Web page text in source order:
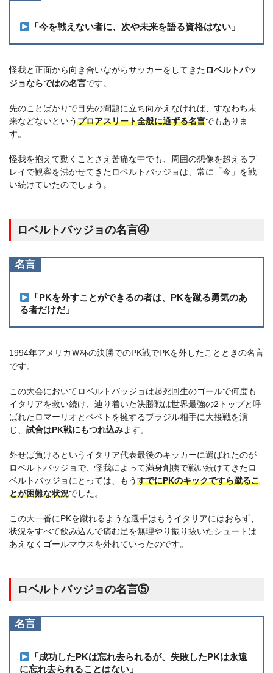
「今を戦えない者に、次や未来を語る資格はない」
怪我と正面から向き合いながらサッカーをしてきたロベルトバッ
ジョならではの名言です。
先のことばかりで目先の問題に立ち向かえなければ、すなわち未
来などないというプロアスリート全般に通ずる名言でもありま
す。
怪我を抱えて動くことさえ苦痛な中でも、周囲の想像を超えるプ
レイで観客を沸かせてきたロベルトバッジョは、常に「今」を戦
い続けていたのでしょう。
ロベルトバッジョの名言④
名言
「PKを外すことができるの者は、PKを蹴る勇気のあ
る者だけだ」
1994年アメリカＷ杯の決勝でのPK戦でPKを外したことときの名言
です。
この大会においてロベルトバッジョは起死回生のゴールで何度も
イタリアを救い続け、辿り着いた決勝戦は世界最強の2トップと呼
ばれたロマーリオとベベトを擁するブラジル相手に大接戦を演
じ、 試合はPK戦にもつれ込みます。
外せば負けるというイタリア代表最後のキッカーに選ばれたのが
ロベルトバッジョで、怪我によって満身創痍で戦い続けてきたロ
ベルトバッジョにとっては、もうすでにPKのキックですら蹴るこ
とが困難な状況でした。
この大一番にPKを蹴れるような選手はもうイタリアにはおらず、
状況をすべて飲み込んで痛む足を無理やり振り抜いたシュートは
あえなくゴールマウスを外れていったのです。
ロベルトバッジョの名言⑤
名言
「成功したPKは忘れ去られるが、失敗したPKは永遠
に忘れ去られることはない」